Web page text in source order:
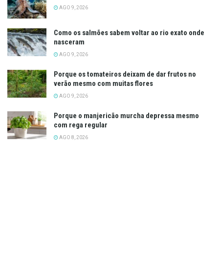
AGO 9, 2026
Como os salmões sabem voltar ao rio exato onde
nasceram
AGO 9, 2026
Porque os tomateiros deixam de dar frutos no
verão mesmo com muitas flores
AGO 9, 2026
Porque o manjericão murcha depressa mesmo
com rega regular
AGO 8, 2026